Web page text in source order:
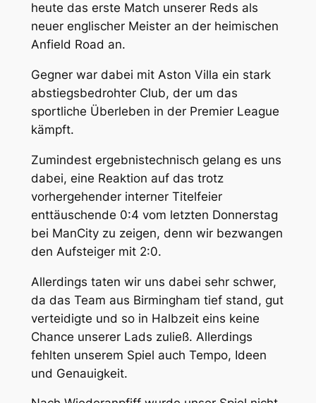
heute das erste Match unserer Reds als
neuer englischer Meister an der heimischen
Anfield Road an.
Gegner war dabei mit Aston Villa ein stark
abstiegsbedrohter Club, der um das
sportliche Überleben in der Premier League
kämpft.
Zumindest ergebnistechnisch gelang es uns
dabei, eine Reaktion auf das trotz
vorhergehender interner Titelfeier
enttäuschende 0:4 vom letzten Donnerstag
bei ManCity zu zeigen, denn wir bezwangen
den Aufsteiger mit 2:0.
Allerdings taten wir uns dabei sehr schwer,
da das Team aus Birmingham tief stand, gut
verteidigte und so in Halbzeit eins keine
Chance unserer Lads zuließ. Allerdings
fehlten unserem Spiel auch Tempo, Ideen
und Genauigkeit.